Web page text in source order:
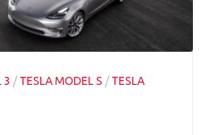
3 /TESLA MODEL S /TESLA